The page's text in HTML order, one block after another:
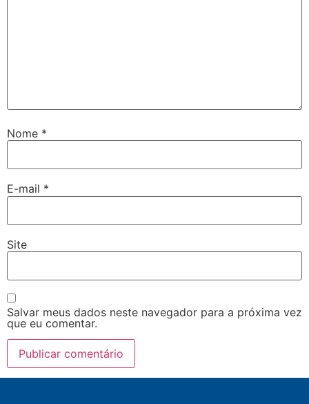
Nome *
E-mail *
Site
Salvar meus dados neste navegador para a próxima vez
que eu comentar.